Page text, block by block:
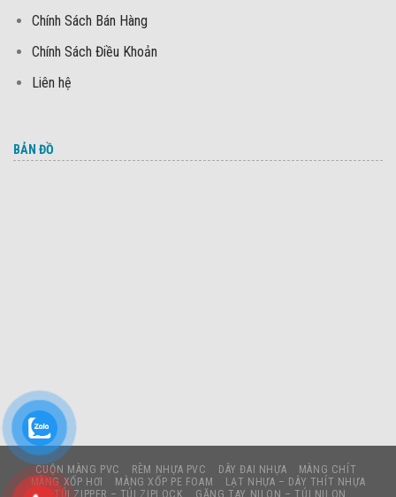
Chính Sách Bán Hàng
Chính Sách Điều Khoản
Liên hệ
BẢN ĐỒ
CUỘN MÀNG PVC RÈM NHỰA PVC DÂY ĐAI NHỰA
MÀNG CHÍT
MÀNG XỐP HƠI
MÀNG XỐP PE FOAM
LẠT NHỰA – DÂY THÍT NHỰA
TÚI ZIPPER – TÚI ZIPLOCK
GĂNG TAY NILON – TÚI NILON